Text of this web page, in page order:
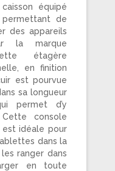
équipé
de
des appareils
la marque
étagère
en finition
est pourvue
sa longueur
permet d’y
console
idéale pour
dans la
ranger dans
en toute